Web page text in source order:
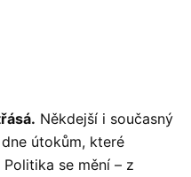
Někdejší i současný
útokům, které
se mění – z